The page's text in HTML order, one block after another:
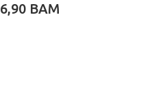
6,90 BAM